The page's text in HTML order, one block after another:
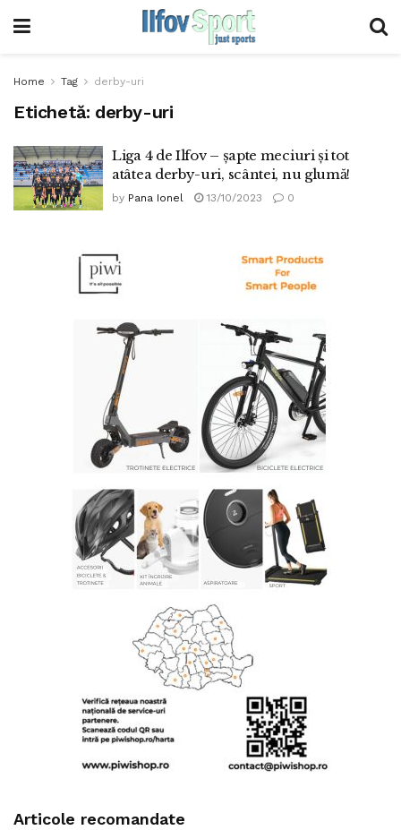
Home Tag derby-uri
Etichetă: derby-uri
Liga 4 de Ilfov – șapte meciuri și tot
atâtea derby-uri, scântei, nu glumă!
by Pana Ionel 13/10/2023 0
Articole recomandate